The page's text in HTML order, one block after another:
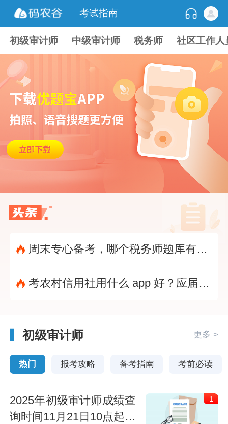
考试指南
初级审计师 中级审计师 税务师 社区工作人
周末专心备考，哪个税务师题库有完整模拟试卷？?
考农村信用社用什么 app 好？应届大学生备考首选?
初级审计师 更多 >
热门 报考攻略 备考指南 考前必读
2025年初级审计师成绩查
询时间11月21日10点起，
1